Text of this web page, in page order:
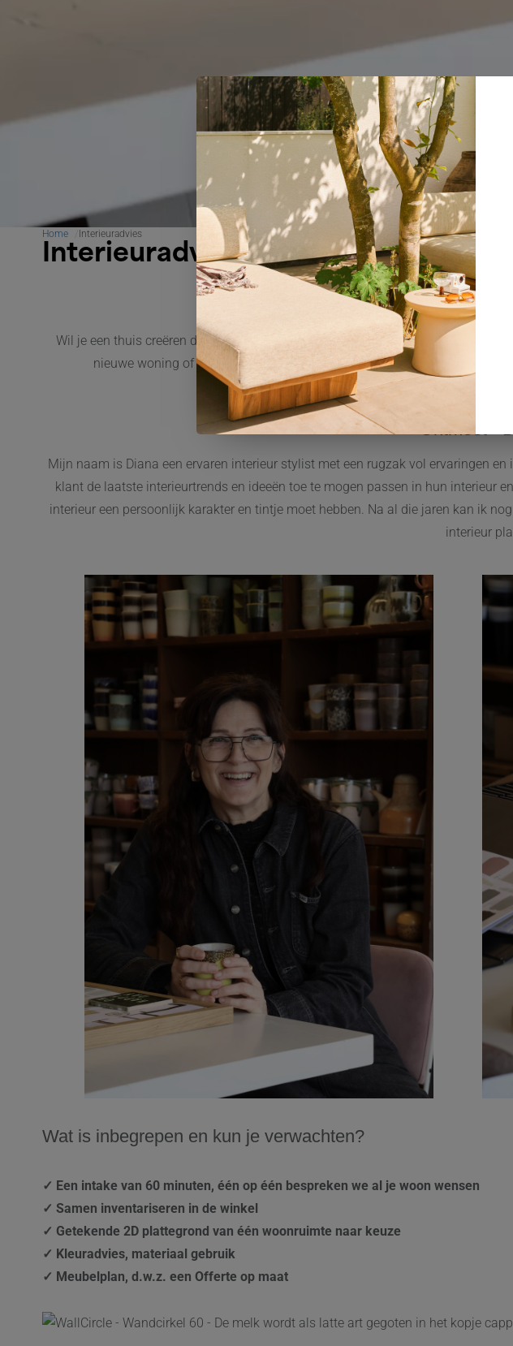
Home Interieuradvies
Interieuradvies
Wil je een thuis creëren dat precies bij je past, maar heb je absoluut geen idee
nieuwe woning of het veranderen van het huidige interieur wij bieden
Ontmoet -
Mijn naam is Diana een ervaren interieur stylist met een rugzak vol ervaringen
klant de laatste interieurtrends en ideeën toe te mogen passen in hun interieur
interieur een persoonlijk karakter en tintje moet hebben. Na al die jaren kan ik
interieur
Wat is inbegrepen en kun je verwachten?
✓ Een intake van 60 minuten, één op één bespreken we al je woon wensen
✓ Samen inventariseren in de winkel
✓ Getekende 2D plattegrond van één woonruimte naar keuze
✓ Kleuradvies, materiaal gebruik
✓ Meubelplan, d.w.z. een Offerte op maat